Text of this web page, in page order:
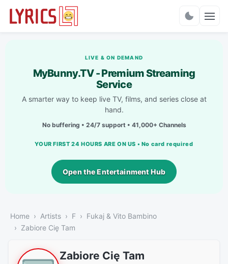
LIVE & ON DEMAND
MyBunny.TV - Premium Streaming
Service
A smarter way to keep live TV, films, and series close at
hand.
No buffering • 24/7 support • 41,000+ Channels
YOUR FIRST 24 HOURS ARE ON US • No card required
Open the Entertainment Hub
Home Artists F
Fukaj & Vito Bambino
Zabiore Cię Tam
Zabiore Cię Tam